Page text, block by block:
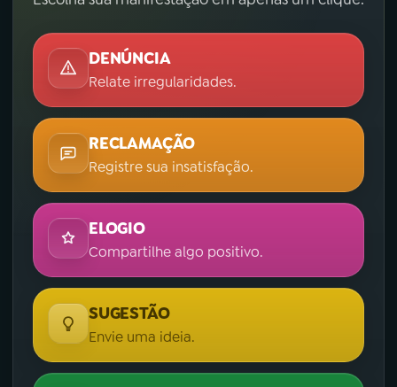
DENÚNCIA
Relate irregularidades.
RECLAMAÇÃO
Registre sua insatisfação.
ELOGIO
Compartilhe algo positivo.
SUGESTÃO
Envie uma ideia.